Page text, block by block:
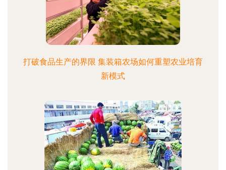
打破食品生产的界限 集装箱农场如何重塑农业培育
新模式